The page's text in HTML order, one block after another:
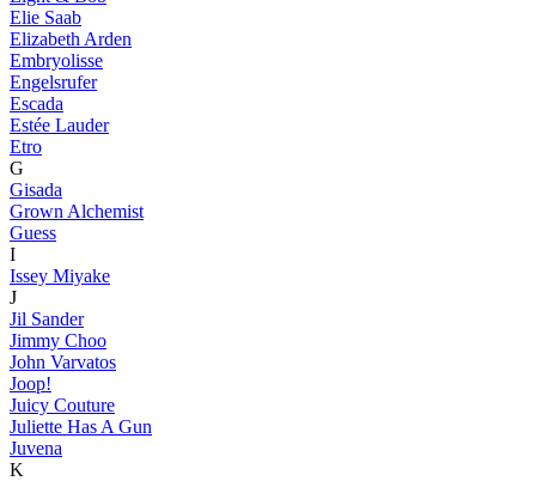
Elie Saab
Elizabeth Arden
Embryolisse
Engelsrufer
Escada
Estée Lauder
Etro
G
Gisada
Grown Alchemist
Guess
I
Issey Miyake
J
Jil Sander
Jimmy Choo
John Varvatos
Joop!
Juicy Couture
Juliette Has A Gun
Juvena
K